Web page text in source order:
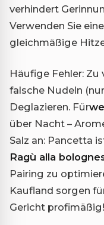
verhindert
Verwenden Sie
gleichmäßige
Häufige Fehler: Zu
falsche Nudeln
Deglazieren. Für
über Nacht –
Salz an: Pancetta
Ragù alla
Pairing zu
Kaufland sorgen
Gericht